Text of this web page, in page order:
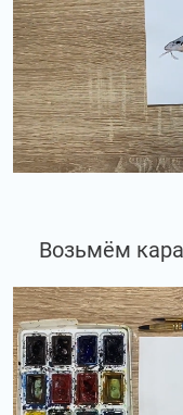
Возьмём